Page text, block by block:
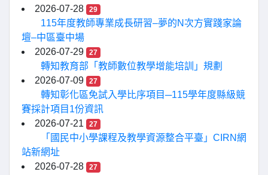
2026-07-28
29
115年度教師專業成長研習–夢的N次方實踐家論
壇–中區臺中場
2026-07-29
27
轉知教育部「教師數位教學增能培訓」規劃
2026-07-09
27
轉知彰化區免試入學比序項目─115學年度縣級競
賽採計項目1份資訊
2026-07-21
27
「國民中小學課程及教學資源整合平臺」CIRN網
站新網址
2026-07-28
27